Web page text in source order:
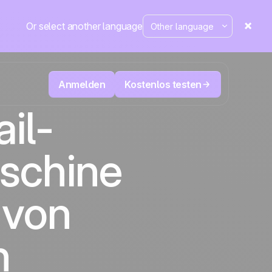
Or select another language
Anmelden Kostenlos testen
Die CRM- und Marketing-
Automatisierungsplattform
im
mehr
Televertrieb & Telemarketing
Verfolgen Sie jeden Anruf, priorisieren Sie
die richtigen Leads und wissen Sie immer,
was als Nächstes zu tun ist.
Positive
in den